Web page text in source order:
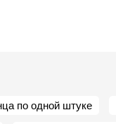
по одной штуке